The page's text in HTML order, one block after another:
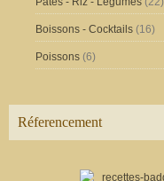
Boissons - Cocktails (16)
Poissons (6)
Réferencement